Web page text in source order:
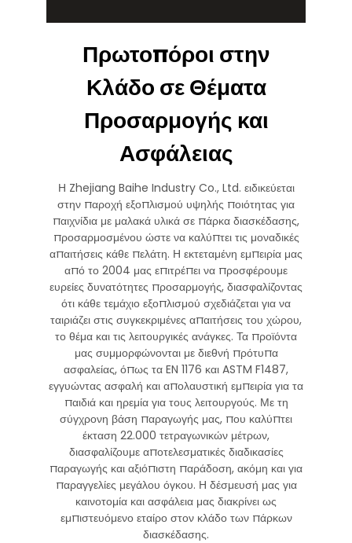
Πρωτοπόροι στην
Κλάδο σε Θέματα
Προσαρμογής και
Ασφάλειας
Η Zhejiang Baihe Industry Co., Ltd. ειδικεύεται
στην παροχή εξοπλισμού υψηλής ποιότητας για
παιχνίδια με μαλακά υλικά σε πάρκα διασκέδασης,
προσαρμοσμένου ώστε να καλύπτει τις μοναδικές
απαιτήσεις κάθε πελάτη. Η εκτεταμένη εμπειρία μας
από το 2004 μας επιτρέπει να προσφέρουμε
ευρείες δυνατότητες προσαρμογής, διασφαλίζοντας
ότι κάθε τεμάχιο εξοπλισμού σχεδιάζεται για να
ταιριάζει στις συγκεκριμένες απαιτήσεις του χώρου,
το θέμα και τις λειτουργικές ανάγκες. Τα προϊόντα
μας συμμορφώνονται με διεθνή πρότυπα
ασφαλείας, όπως τα EN 1176 και ASTM F1487,
εγγυώντας ασφαλή και απολαυστική εμπειρία για τα
παιδιά και ηρεμία για τους λειτουργούς. Με τη
σύγχρονη βάση παραγωγής μας, που καλύπτει
έκταση 22.000 τετραγωνικών μέτρων,
διασφαλίζουμε αποτελεσματικές διαδικασίες
παραγωγής και αξιόπιστη παράδοση, ακόμη και για
παραγγελίες μεγάλου όγκου. Η δέσμευσή μας για
καινοτομία και ασφάλεια μας διακρίνει ως
εμπιστευόμενο εταίρο στον κλάδο των πάρκων
διασκέδασης.